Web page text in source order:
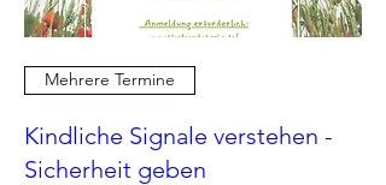
Mehrere Termine
Kindliche Signale verstehen -
Sicherheit geben